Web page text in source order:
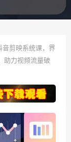
音剪映系统课，界
助力视频流量破